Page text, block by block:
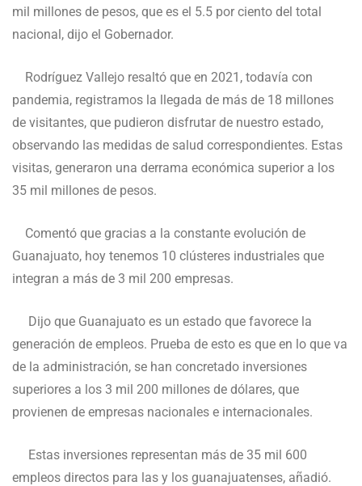
mil millones de pesos, que es el 5.5 por ciento del total
nacional, dijo el Gobernador.
Rodríguez Vallejo resaltó que en 2021, todavía con
pandemia, registramos la llegada de más de 18 millones
de visitantes, que pudieron disfrutar de nuestro estado,
observando las medidas de salud correspondientes. Estas
visitas, generaron una derrama económica superior a los
35 mil millones de pesos.
Comentó que gracias a la constante evolución de
Guanajuato, hoy tenemos 10 clústeres industriales que
integran a más de 3 mil 200 empresas.
Dijo que Guanajuato es un estado que favorece la
generación de empleos. Prueba de esto es que en lo que va
de la administración, se han concretado inversiones
superiores a los 3 mil 200 millones de dólares, que
provienen de empresas nacionales e internacionales.
Estas inversiones representan más de 35 mil 600
empleos directos para las y los guanajuatenses, añadió.